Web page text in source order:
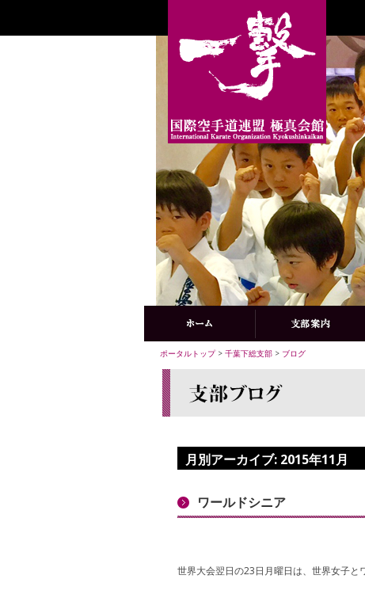
ポータルトップ> 千葉下総支部 > ブログ
月別アーカイブ: 2015年11月
ワールドシニア
世界大会翌日の23日月曜日は、世界女子と